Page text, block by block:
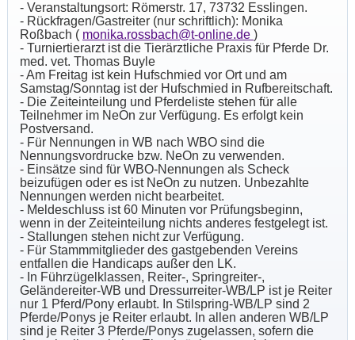
- Veranstaltungsort: Römerstr. 17, 73732 Esslingen.
- Rückfragen/Gastreiter (nur schriftlich): Monika
Roßbach ( monika.rossbach@t-online.de )
- Turniertierarzt ist die Tierärztliche Praxis für Pferde Dr.
med. vet. Thomas Buyle
- Am Freitag ist kein Hufschmied vor Ort und am
Samstag/Sonntag ist der Hufschmied in Rufbereitschaft.
- Die Zeiteinteilung und Pferdeliste stehen für alle
Teilnehmer im NeOn zur Verfügung. Es erfolgt kein
Postversand.
- Für Nennungen in WB nach WBO sind die
Nennungsvordrucke bzw. NeOn zu verwenden.
- Einsätze sind für WBO-Nennungen als Scheck
beizufügen oder es ist NeOn zu nutzen. Unbezahlte
Nennungen werden nicht bearbeitet.
- Meldeschluss ist 60 Minuten vor Prüfungsbeginn,
wenn in der Zeiteinteilung nichts anderes festgelegt ist.
- Stallungen stehen nicht zur Verfügung.
- Für Stammmitglieder des gastgebenden Vereins
entfallen die Handicaps außer den LK.
- In Führzügelklassen, Reiter-, Springreiter-,
Geländereiter-WB und Dressurreiter-WB/LP ist je Reiter
nur 1 Pferd/Pony erlaubt. In Stilspring-WB/LP sind 2
Pferde/Ponys je Reiter erlaubt. In allen anderen WB/LP
sind je Reiter 3 Pferde/Ponys zugelassen, sofern die